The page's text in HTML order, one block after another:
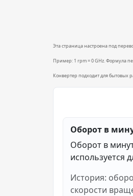
Эта страница настроена под
Пример: 1 rpm = 0 GHz. Формула
Конвертер подходит для бытовых
Оборот в
Оборот в
используется
История:
скорости